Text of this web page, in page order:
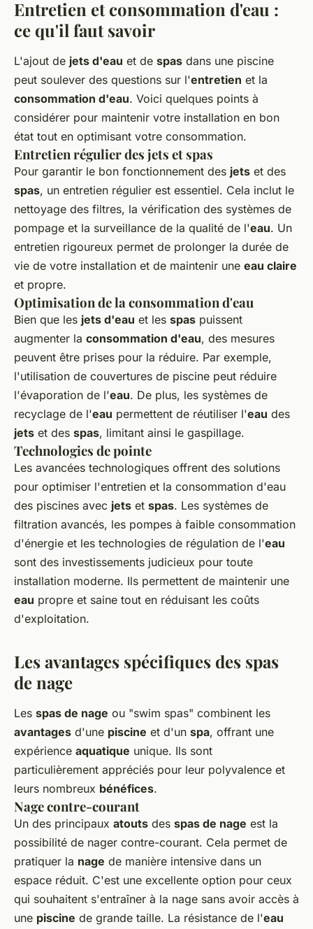
Entretien et consommation d'eau :
ce qu'il faut savoir
L'ajout de jets d'eau et de spas dans une piscine
peut soulever des questions sur l'entretien et la
consommation d'eau. Voici quelques points à
considérer pour maintenir votre installation en bon
état tout en optimisant votre consommation.
Entretien régulier des jets et spas
Pour garantir le bon fonctionnement des jets et des
spas, un entretien régulier est essentiel. Cela inclut le
nettoyage des filtres, la vérification des systèmes de
pompage et la surveillance de la qualité de l'eau. Un
entretien rigoureux permet de prolonger la durée de
vie de votre installation et de maintenir une eau claire
et propre.
Optimisation de la consommation d'eau
Bien que les jets d'eau et les spas puissent
augmenter la consommation d'eau, des mesures
peuvent être prises pour la réduire. Par exemple,
l'utilisation de couvertures de piscine peut réduire
l'évaporation de l'eau. De plus, les systèmes de
recyclage de l'eau permettent de réutiliser l'eau des
jets et des spas, limitant ainsi le gaspillage.
Technologies de pointe
Les avancées technologiques offrent des solutions
pour optimiser l'entretien et la consommation d'eau
des piscines avec jets et spas. Les systèmes de
filtration avancés, les pompes à faible consommation
d'énergie et les technologies de régulation de l'eau
sont des investissements judicieux pour toute
installation moderne. Ils permettent de maintenir une
eau propre et saine tout en réduisant les coûts
d'exploitation.
Les avantages spécifiques des spas
de nage
Les spas de nage ou "swim spas" combinent les
avantages d'une piscine et d'un spa, offrant une
expérience aquatique unique. Ils sont
particulièrement appréciés pour leur polyvalence et
leurs nombreux bénéfices.
Nage contre-courant
Un des principaux atouts des spas de nage est la
possibilité de nager contre-courant. Cela permet de
pratiquer la nage de manière intensive dans un
espace réduit. C'est une excellente option pour ceux
qui souhaitent s'entraîner à la nage sans avoir accès à
une piscine de grande taille. La résistance de l'eau